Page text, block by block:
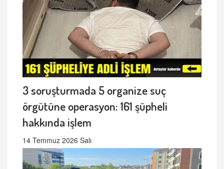
3 soruşturmada 5 organize suç
örgütüne operasyon: 161 şüpheli
hakkında işlem
14 Temmuz 2026 Salı